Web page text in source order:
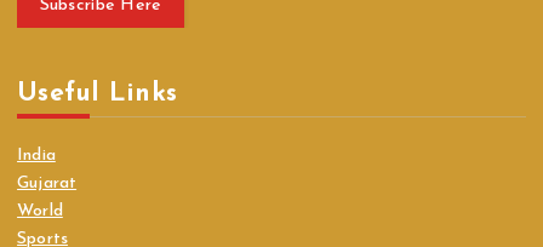
Subscribe Here
Useful Links
India
Gujarat
World
Sports